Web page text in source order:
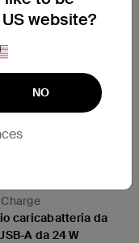
caricabatteria da
A da 24 W
website?
NO